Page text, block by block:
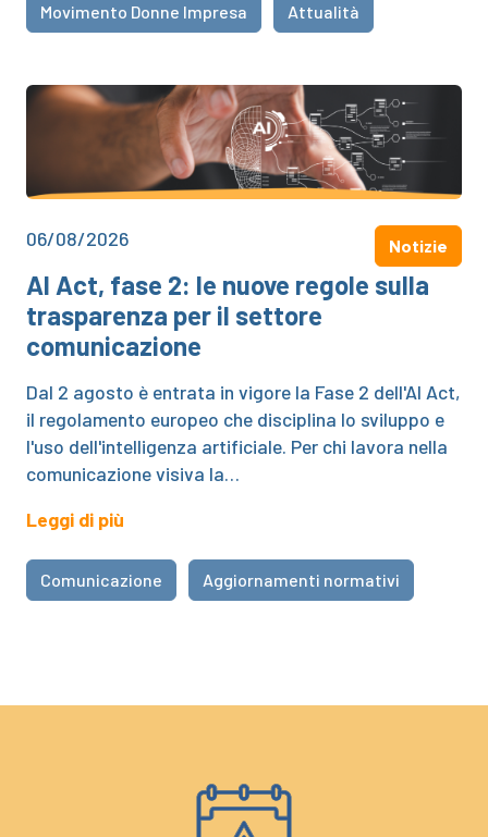
Movimento Donne Impresa Attualità
06/08/2026 Notizie
AI Act, fase 2: le nuove regole sulla
trasparenza per il settore
comunicazione
Dal 2 agosto è entrata in vigore la Fase 2 dell'AI Act,
il regolamento europeo che disciplina lo sviluppo e
l'uso dell'intelligenza artificiale. Per chi lavora nella
comunicazione visiva la…
Leggi di più
Comunicazione Aggiornamenti normativi